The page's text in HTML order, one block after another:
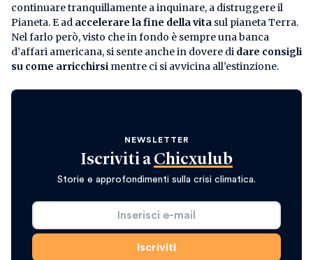
continuare tranquillamente a inquinare, a distruggere il
Pianeta. E ad accelerare la fine della vita sul pianeta Terra.
Nel farlo però, visto che in fondo è sempre una banca
d’affari americana, si sente anche in dovere di dare consigli
su come arricchirsi mentre ci si avvicina all’estinzione.
NEWSLETTER
Iscriviti a Chicxulub
Storie e approfondimenti sulla crisi climatica.